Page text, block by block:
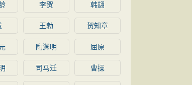
李贺 韩翃
王勃 贺知章
陶渊明 屈原
司马迁 曹操